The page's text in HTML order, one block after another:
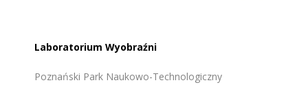
Laboratorium Wyobraźni
Poznański Park Naukowo-Technologiczny